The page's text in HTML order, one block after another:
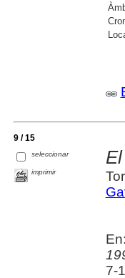
9 / 15
seleccionar
imprimir
En:
7-